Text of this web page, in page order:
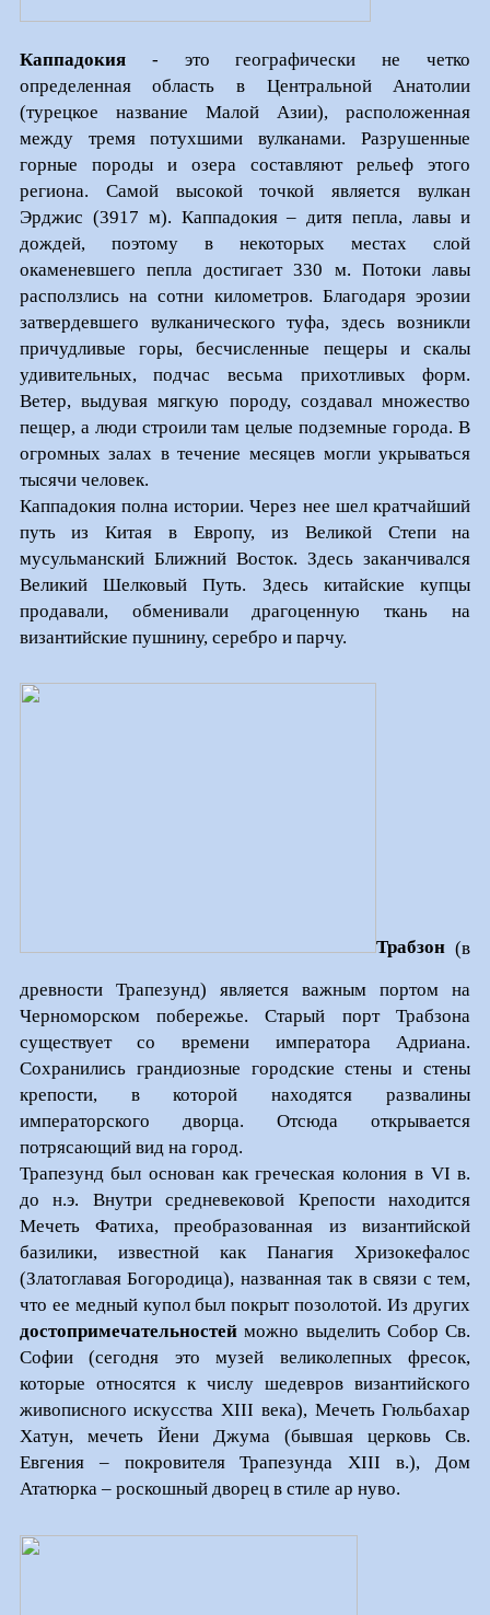
Каппадокия- это географически не четко
определенная область в Центральной Анатолии
(турецкое название Малой Азии), расположенная
между тремя потухшими вулканами. Разрушенные
горные породы и озера составляют рельеф этого
региона. Самой высокой точкой является вулкан
Эрджис (3917 м). Каппадокия – дитя пепла, лавы и
дождей, поэтому в некоторых местах слой
окаменевшего пепла достигает 330 м. Потоки лавы
расползлись на сотни километров. Благодаря эрозии
затвердевшего вулканического туфа, здесь возникли
причудливые горы, бесчисленные пещеры и скалы
удивительных, подчас весьма прихотливых форм.
Ветер, выдувая мягкую породу, создавал множество
пещер, а люди строили там целые подземные города. В
огромных залах в течение месяцев могли укрываться
тысячи человек.
Каппадокия полна истории. Через нее шел кратчайший
путь из Китая в Европу, из Великой Степи на
мусульманский Ближний Восток. Здесь заканчивался
Великий Шелковый Путь. Здесь китайские купцы
продавали, обменивали драгоценную ткань на
византийские пушнину, серебро и парчу.
Трабзон(в
древности Трапезунд) является важным портом на
Черноморском побережье. Старый порт Трабзона
существует со времени императора Адриана.
Сохранились грандиозные городские стены и стены
крепости, в которой находятся развалины
императорского дворца. Отсюда открывается
потрясающий вид на город.
Трапезунд был основан как греческая колония в VI в.
до н.э. Внутри средневековой Крепости находится
Мечеть Фатиха, преобразованная из византийской
базилики, известной как Панагия Хризокефалос
(Златоглавая Богородица), названная так в связи с тем,
что ее медный купол был покрыт позолотой. Из других
достопримечательностейможно выделить Собор Св.
Софии (сегодня это музей великолепных фресок,
которые относятся к числу шедевров византийского
живописного искусства XIII века), Мечеть Гюльбахар
Хатун, мечеть Йени Джума (бывшая церковь Св.
Евгения – покровителя ТрапезундаXIII в.), Дом
Ататюрка – роскошный дворец в стиле ар нуво.